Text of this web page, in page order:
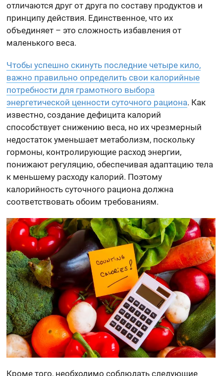
отличаются друг от друга по составу продуктов и
принципу действия. Единственное, что их
объединяет – это сложность избавления от
маленького веса.
Чтобы успешно скинуть последние четыре кило,
важно правильно определить свои калорийные
потребности для грамотного выбора
энергетической ценности суточного рациона. Как
известно, создание дефицита калорий
способствует снижению веса, но их чрезмерный
недостаток уменьшает метаболизм, поскольку
гормоны, контролирующие расход энергии,
понижают регуляцию, обеспечивая адаптацию тела
к меньшему расходу калорий. Поэтому
калорийность суточного рациона должна
соответствовать обоим требованиям.
Кроме того, необходимо соблюдать следующие